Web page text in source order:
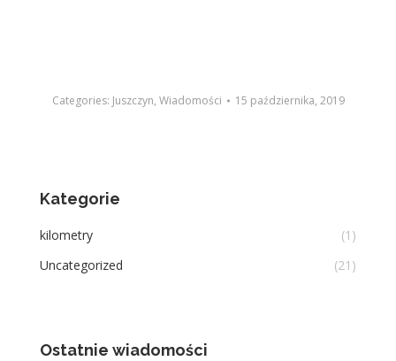
Categories: Juszczyn, Wiadomości 15 października, 2019
Kategorie
kilometry
(1)
Uncategorized
(21)
Ostatnie wiadomości